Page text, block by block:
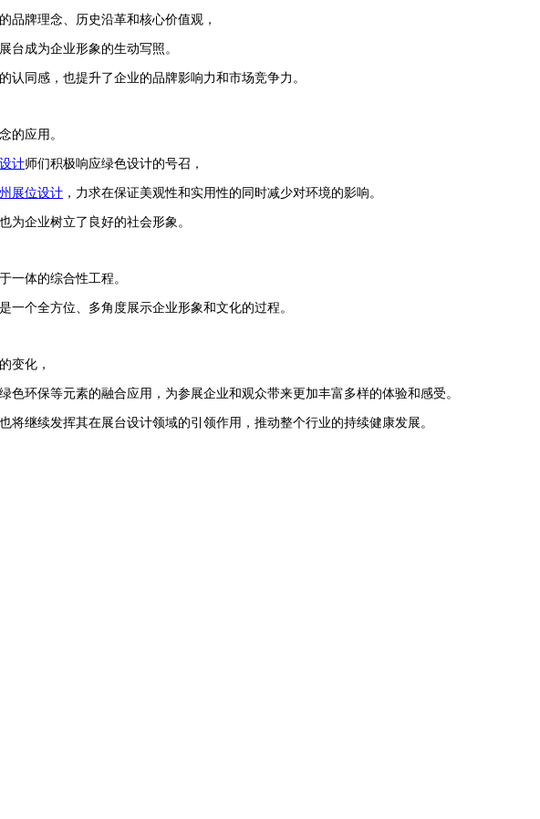
品牌理念、历史沿革和核心价值观，
台成为企业形象的生动写照。
认同感，也提升了企业的品牌影响力和市场竞争力。
的应用。
计师们积极响应绿色设计的号召，
展位设计 ，力求在保证美观性和实用性的同时减少对环境的影响。
为企业树立了良好的社会形象。
一体的综合性工程。
一个全方位、多角度展示企业形象和文化的过程。
变化，
色环保等元素的融合应用，为参展企业和观众带来更加丰富多样的体验和感受。
将继续发挥其在展台设计领域的引领作用，推动整个行业的持续健康发展。